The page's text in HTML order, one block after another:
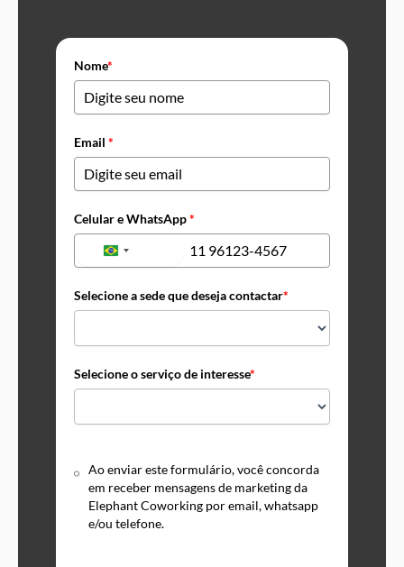
Nome*
Email *
Celular e WhatsApp*
Brazil
Selecione a sede que deseja contactar*
Selecione o serviço de interesse*
Ao enviar este formulário, você concorda
em receber mensagens de marketing da
Elephant Coworking por email, whatsapp
e/ou telefone.